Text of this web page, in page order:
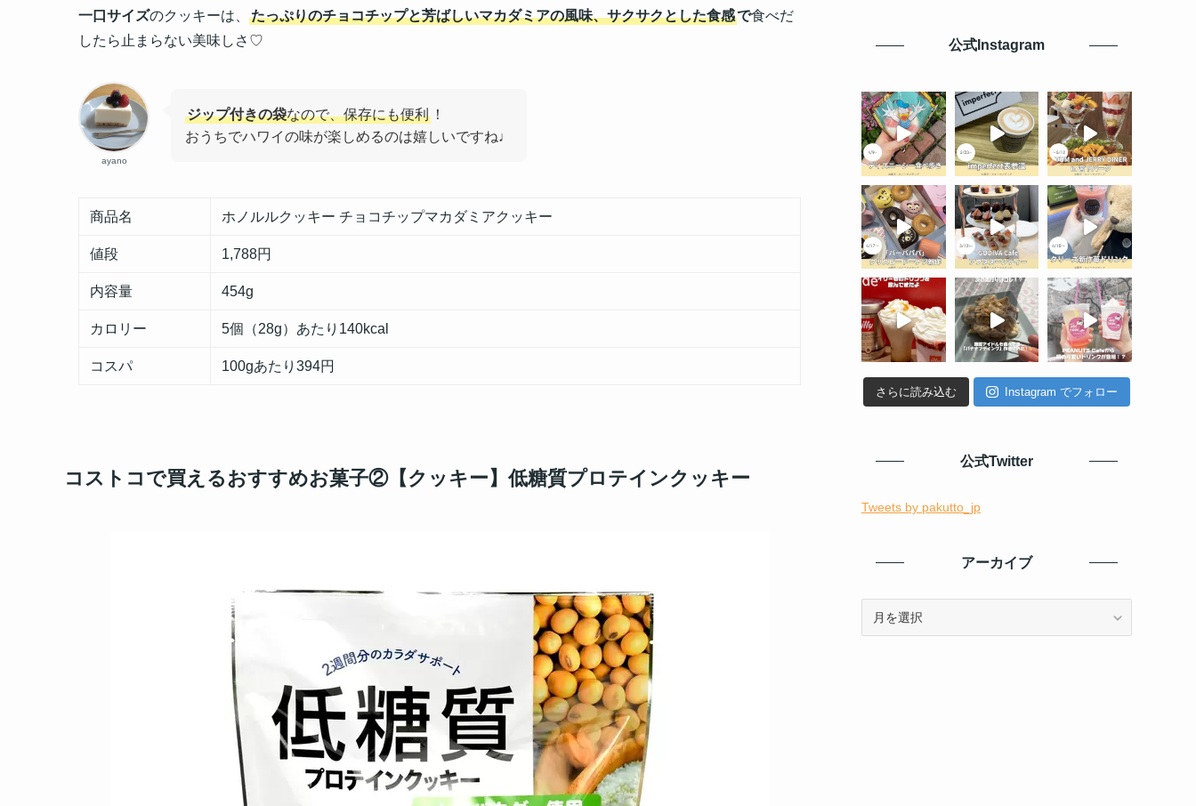
一口サイズのクッキーは、 たっぷりのチョコチップと芳ばしいマカダミアの風味、サクサクとした食感で食べだ
したら止まらない美味しさ♡
ayano
ジップ付きの袋なので、保存にも便利 ！
おうちでハワイの味が楽しめるのは嬉しいですね♩
商品名 ホノルルクッキー チョコチップマカダミアクッキー
値段 1,788円
内容量 454g
カロリー 5個（28g）あたり140kcal
コスパ 100gあたり394円
コストコで買えるおすすめお菓子②【クッキー】低糖質プロテインクッキー
公式Instagram
さらに読み込む Instagram でフォロー
公式Twitter
Tweets by pakutto_jp
アーカイブ